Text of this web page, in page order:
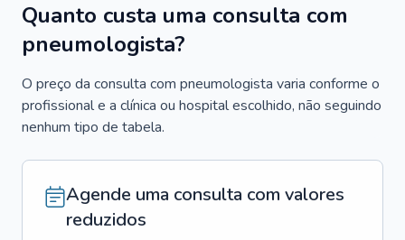
Quanto custa uma consulta com
pneumologista?
O preço da consulta com pneumologista varia conforme o
profissional e a clínica ou hospital escolhido, não seguindo
nenhum tipo de tabela.
Agende uma consulta com valores
reduzidos